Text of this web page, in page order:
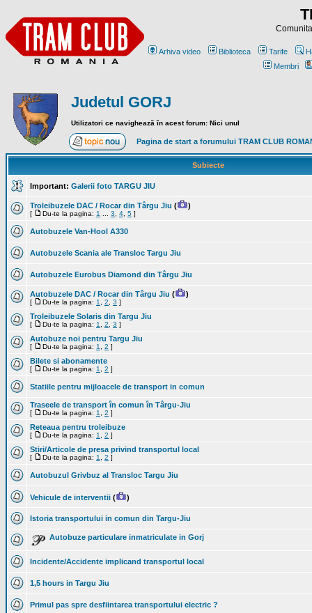
Arhiva video Biblioteca Tarife
Membri
Judetul GORJ
Utilizatori ce navighează în acest forum: Nici unul
Pagina de start a forumului TRAM CLUB
Subiecte
Important: Galerii foto TARGU JIU
Troleibuzele DAC / Rocar din Târgu Jiu ( )
[ Du-te la pagina: 1 3 4 5 ]
Autobuzele Van-Hool A330
Autobuzele Scania ale Transloc Targu Jiu
Autobuzele Eurobus Diamond din Târgu Jiu
Autobuzele DAC / Rocar din Târgu Jiu ( )
[ Du-te la pagina: 1 2 3 ]
Troleibuzele Solaris din Targu Jiu
[ Du-te la pagina: 1 2 3 ]
Autobuze noi pentru Targu Jiu
[ Du-te la pagina: 1 2 ]
Bilete si abonamente
[ Du-te la pagina: 1 2 ]
Statiile pentru mijloacele de transport in comun
Traseele de transport în comun în Târgu-Jiu
[ Du-te la pagina: 1 2 ]
Reteaua pentru troleibuze
[ Du-te la pagina: 1 2 ]
Stiri/Articole de presa privind transportul local
[ Du-te la pagina: 1 2 ]
Autobuzul Grivbuz al Transloc Targu Jiu
Vehicule de interventii ( )
Istoria transportului in comun din Targu-Jiu
Autobuze particulare inmatriculate in Gorj
Incidente/Accidente implicand transportul local
1,5 hours in Targu Jiu
Primul pas spre desfiintarea transportului electric ?